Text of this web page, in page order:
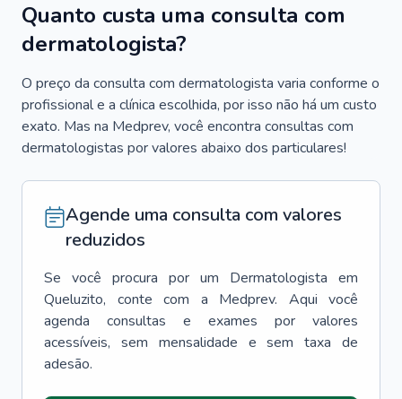
Quanto custa uma consulta com
dermatologista?
O preço da consulta com dermatologista varia conforme o
profissional e a clínica escolhida, por isso não há um custo
exato. Mas na Medprev, você encontra consultas com
dermatologistas por valores abaixo dos particulares!
Agende uma consulta com valores
reduzidos
Se você procura por um Dermatologista em
Queluzito, conte com a Medprev. Aqui você
agenda consultas e exames por valores
acessíveis, sem mensalidade e sem taxa de
adesão.